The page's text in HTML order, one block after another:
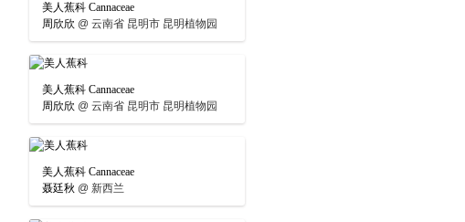
美人蕉科 Cannaceae
周欣欣 @ 云南省 昆明市 昆明植物园
美人蕉科 Cannaceae
周欣欣 @ 云南省 昆明市 昆明植物园
美人蕉科 Cannaceae
聂廷秋 @ 新西兰